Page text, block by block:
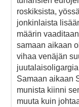
roskiksista,
jonkinlaista
määrin
samaan aikaan
vihaa venäjän
Samaan aikaan
munista kiinni
muuta kuin